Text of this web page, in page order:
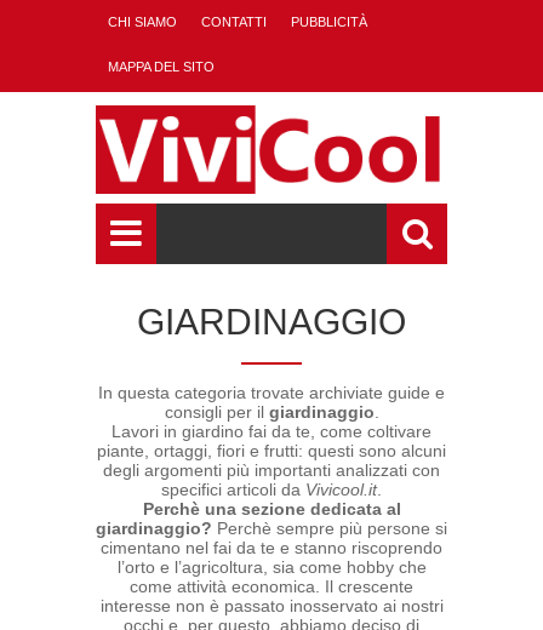
CHI SIAMO CONTATTI PUBBLICITÀ
MAPPA DEL SITO
GIARDINAGGIO
In questa categoria trovate archiviate guide e
consigli per il giardinaggio
Lavori in giardino fai da te, come coltivare
piante, ortaggi, fiori e frutti: questi sono alcuni
degli argomenti più importanti analizzati con
specifici articoli da Vivicool.it.
Perchè una sezione dedicata al
giardinaggio? Perchè sempre più persone si
cimentano nel fai da te e stanno riscoprendo
l’orto e l’agricoltura, sia come hobby che
come attività economica. Il crescente
interesse non è passato inosservato ai nostri
occhi e, per questo, abbiamo deciso di